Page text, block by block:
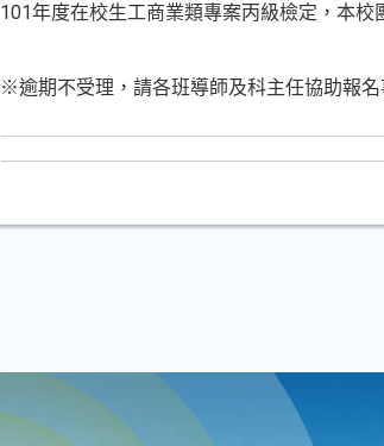
101年度在校生工商業類專案丙級檢定，本校
※逾期不受理，請各班導師及科主任協助報名